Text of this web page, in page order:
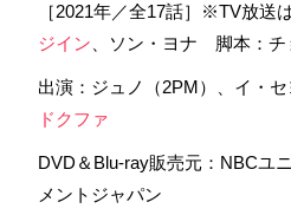
［2021年／全17話］※TV放送
ジイン 、ソン・ヨナ 脚本：チ
出演：ジュノ（2PM）、イ・セ
ドクファ
DVD＆Blu-ray販売元‏：NBCユニバーサル・エンターテイ
メントジャパン